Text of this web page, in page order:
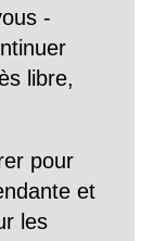
-
libre,
pour
et
les